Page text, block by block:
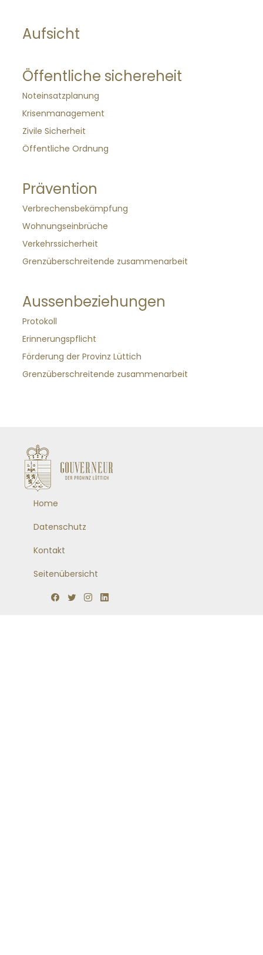
Aufsicht
Öffentliche sichereheit
Noteinsatzplanung
Krisenmanagement
Zivile Sicherheit
Öffentliche Ordnung
Prävention
Verbrechensbekämpfung
Wohnungseinbrüche
Verkehrssicherheit
Grenzüberschreitende zusammenarbeit
Aussenbeziehungen
Protokoll
Erinnerungspflicht
Förderung der Provinz Lüttich
Grenzüberschreitende zusammenarbeit
Home
Datenschutz
Kontakt
Seitenübersicht